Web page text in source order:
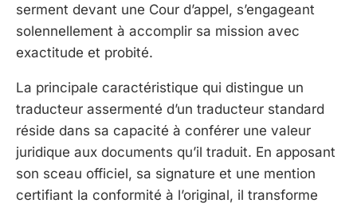
serment devant une Cour d’appel, s’engageant
solennellement à accomplir sa mission avec
exactitude et probité.
La principale caractéristique qui distingue un
traducteur assermenté d’un traducteur standard
réside dans sa capacité à conférer une valeur
juridique aux documents qu’il traduit. En apposant
son sceau officiel, sa signature et une mention
certifiant la conformité à l’original, il transforme